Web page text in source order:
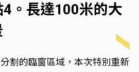
。長達100米的大
割的臨窗區域，本次特別重新